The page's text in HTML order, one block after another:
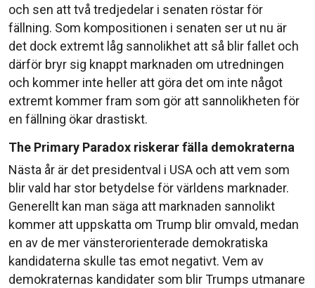
och sen att två tredjedelar i senaten röstar för
fällning. Som kompositionen i senaten ser ut nu är
det dock extremt låg sannolikhet att så blir fallet och
därför bryr sig knappt marknaden om utredningen
och kommer inte heller att göra det om inte något
extremt kommer fram som gör att sannolikheten för
en fällning ökar drastiskt.
The Primary Paradox riskerar fälla demokraterna
Nästa år är det presidentval i USA och att vem som
blir vald har stor betydelse för världens marknader.
Generellt kan man säga att marknaden sannolikt
kommer att uppskatta om Trump blir omvald, medan
en av de mer vänsterorienterade demokratiska
kandidaterna skulle tas emot negativt. Vem av
demokraternas kandidater som blir Trumps utmanare